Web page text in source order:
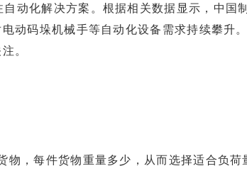
动化解决方案。根据相关数据显示，中国
动码垛机械手等自动化设备需求持续攀升
。
物，每件货物重量多少，从而选择适合负荷